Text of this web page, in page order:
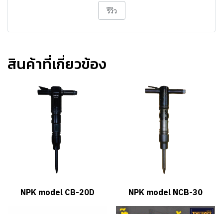
รีวิว
สินค้าที่เกี่ยวข้อง
NPK model CB-20D NPK model NCB-30